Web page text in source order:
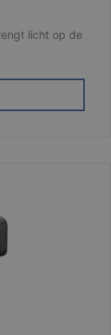
licht op de